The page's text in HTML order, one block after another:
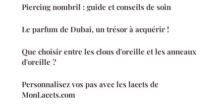
Piercing nombril : guide et conseils de soin
Le parfum de Dubai, un trésor à acquérir !
Que choisir entre les clous d'oreille et les anneaux
d'oreille ?
Personnalisez vos pas avec les lacets de
MonLacets.com